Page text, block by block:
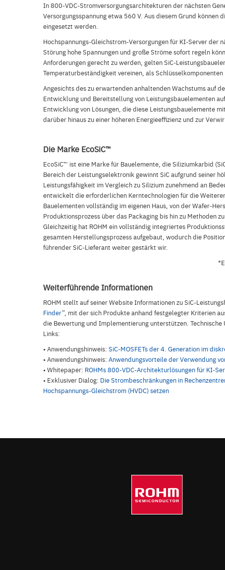
In 800-VDC-Stromversorgungsarchitekturen der nächsten
Versorgungsspannung etwa 560 V. Aus diesem Grund können
eingesetzt werden.
Hochspannungs-Gleichstrom-Versorgungen für KI-Server der
Störung hohe Spannungen und große Ströme sofort regeln
Anforderungen gerecht zu werden, gelten SiC-
Temperaturbeständigkeit vereinen, als Schlüsselkomponenten
Angesichts des zu erwartenden anhaltenden Wachstums auf
Entwicklung und Bereitstellung von Leistungsbauelementen
Entwicklung von Lösungen, die diese Leistungsbauelemente
darüber hinaus zu einer höheren Energieeffizienz und zur
Die Marke EcoSiC™
EcoSiC™ ist eine Marke für Bauelemente, die Siliziumkarbid
Bereich der Leistungselektronik gewinnt SiC aufgrund seiner
Leistungsfähigkeit im Vergleich zu Silizium zunehmend an
entwickelt die erforderlichen Kerntechnologien für die
Bauelementen vollständig im eigenen Haus, von der Wafer-
Produktionsprozess über das Packaging bis hin zu Methoden
Gleichzeitig hat ROHM ein vollständig integriertes
gesamten Herstellungsprozess aufgebaut, wodurch die
führender SiC-Lieferant weiter gestärkt wir.
Weiterführende Informationen
ROHM stellt auf seiner Website Informationen zu SiC-
Finder”, mit der sich Produkte anhand festgelegter Kriterien
die Bewertung und Implementierung unterstützen.
Links:
• Anwendungshinweis: SiC-MOSFETs der 4. Generation im
• Anwendungshinweis: Anwendungsvorteile der Verwendung
• Whitepaper: ROHMs 800-VDC-Architekturlösungen für KI-
• Exklusiver Dialog: Die Strombeschränkungen in
Hochspannungs-Gleichstrom (HVDC) setzen